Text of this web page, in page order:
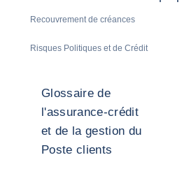
Recouvrement de créances
Risques Politiques et de Crédit
Glossaire de
l'assurance-crédit
et de la gestion du
Poste clients